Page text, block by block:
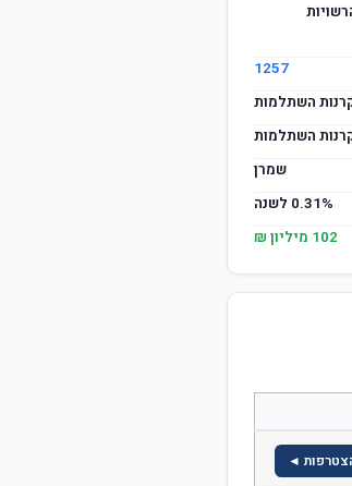
1257
השתלמות
השתלמות
שמרן
0.31% לשנה
102 מיליון ₪
◄